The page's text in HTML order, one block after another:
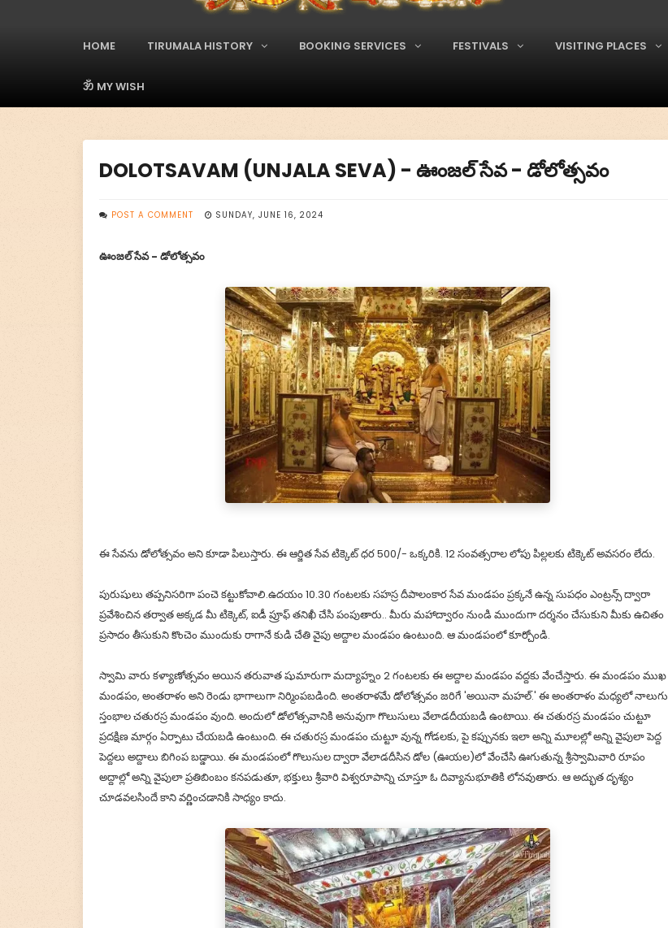
s
M
i
e
HOME TIRUMALA HISTORY BOOKING SERVICES FESTIVALS VISITING PLACES
ॐ MY WISH
DOLOTSAVAM (UNJALA SEVA) - ఊంజల్ సేవ - డోలోత్సవం
POST A COMMENT SUNDAY, JUNE 16, 2024
ఊంజల్ సేవ - డోలోత్సవం
ఈ సేవను డోలోత్సవం అని కూడా పిలుస్తారు. ఈ ఆర్జిత సేవ టిక్కెట్ ధర 500/- ఒక్కరికి. 12 సంవత్సరాల లోపు పిల్లలకు టిక్కెట్ అవసరం లేదు.
పురుషులు తప్పనిసరిగా పంచె కట్టుకోవాలి.ఉదయం 10.30 గంటలకు సహస్ర దీపాలంకార సేవ మండపం ప్రక్కనే ఉన్న సుపధం ఎంట్రన్స్ ద్వారా
ప్రవేశించిన తర్వాత అక్కడ మీ టిక్కెట్, ఐడీ ప్రూఫ్ తనిఖీ చేసి పంపుతారు.. మీరు మహాద్వారం నుండి ముందుగా దర్శనం చేసుకుని మీకు ఉచితం
ప్రసాదం తీసుకుని కొంచెం ముందుకు రాగానే కుడి చేతి వైపు అద్దాల మండపం ఉంటుంది. ఆ మండపంలో కూర్చోండి.
స్వామి వారు కళ్యాణోత్సవం అయిన తరువాత షుమారుగా మద్యాహ్నం 2 గంటలకు ఈ అద్దాల మండపం వద్దకు వేంచేస్తారు. ఈ మండపం ముఖ
మండపం, అంతరాళం అని రెండు భాగాలుగా నిర్మింపబడింది. అంతరాళమే డోలోత్సవం జరిగే 'అయినా మహల్.' ఈ అంతరాళం మధ్యలో నాలుగు
స్తంభాల చతురస్ర మండపం వుంది. అందులో డోలోత్సవానికి అనువుగా గొలుసులు వేలాడదీయబడి ఉంటాయి. ఈ చతురస్ర మండపం చుట్టూ
ప్రదక్షిణ మార్గం ఏర్పాటు చేయబడి ఉంటుంది. ఈ చతురస్ర మండపం చుట్టూ వున్న గోడలకు, పై కప్పునకు ఇలా అన్ని మూలల్లో అన్ని వైపులా పెద్ద
పెద్దలు అద్దాలు బిగింప బడ్డాయి. ఈ మండపంలో గొలుసుల ద్వారా వేలాడదీసిన డోల (ఊయల)లో వేంచేసి ఊగుతున్న శ్రీస్వామివారి రూపం
అద్దాల్లో అన్ని వైపులా ప్రతిబింబం కనపడుతూ, భక్తులు శ్రీవారి విశ్వరూపాన్ని చూస్తూ ఓ దివ్యానుభూతికి లోనవుతారు. ఆ అద్భుత దృశ్యం
చూడవలసిందే కాని వర్ణించడానికి సాధ్యం కాదు.